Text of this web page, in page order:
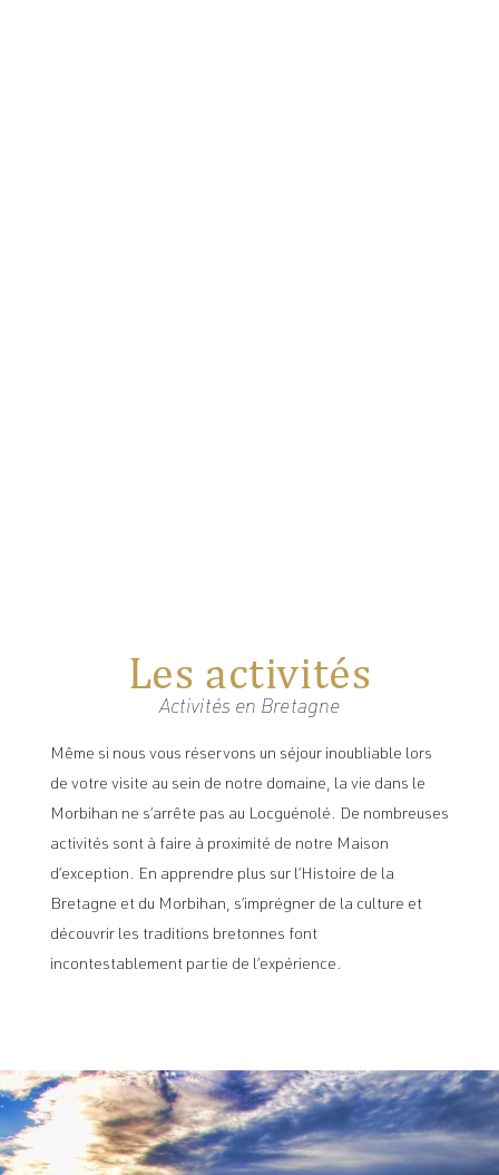
Les activités
Activités en Bretagne
Même si nous vous réservons un séjour inoubliable lors
de votre visite au sein de notre domaine, la vie dans le
Morbihan ne s’arrête pas au Locguénolé. De nombreuses
activités sont à faire à proximité de notre Maison
d’exception. En apprendre plus sur l’Histoire de la
Bretagne et du Morbihan, s’imprégner de la culture et
découvrir les traditions bretonnes font
incontestablement partie de l’expérience.